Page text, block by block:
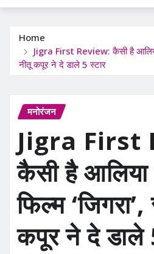
Home
Jigra First Review: कैसी है
नीतू कपूर ने दे डाले 5 स्टार
मनोरंजन
Jigra First
कैसी है
फिल्म
कपूर ने दे डाले